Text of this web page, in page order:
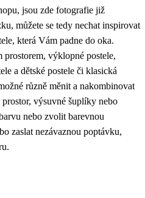
jsou zde fotografie již
můžete se tedy nechat inspirovat
která Vám padne do oka.
prostorem, výklopné postele,
a dětské postele či klasická
různě měnit a nakombinovat
výsuvné šuplíky nebo
nebo zvolit barevnou
zaslat nezávaznou poptávku,